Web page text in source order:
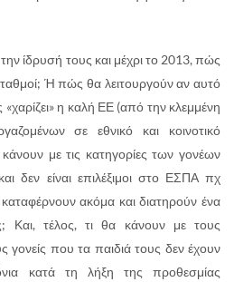
ίδρυσή τους και μέχρι το 2013, πώς
Ή πώς θα λειτουργούν αν αυτό
η καλή ΕΕ (από την κλεμμένη
σε εθνικό και κοινοτικό
με τις κατηγορίες των γονέων
δεν είναι επιλέξιμοι στο ΕΣΠΑ πχ
ακόμα και διατηρούν ένα
Και, τέλος, τι θα κάνουν με τους
γονείς που τα παιδιά τους δεν έχουν
κατά τη λήξη της προθεσμίας